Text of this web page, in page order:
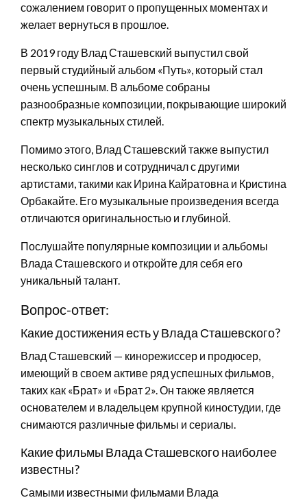
сожалением говорит о пропущенных моментах и
желает вернуться в прошлое.
В 2019 году Влад Сташевский выпустил свой
первый студийный альбом «Путь», который стал
очень успешным. В альбоме собраны
разнообразные композиции, покрывающие широкий
спектр музыкальных стилей.
Помимо этого, Влад Сташевский также выпустил
несколько синглов и сотрудничал с другими
артистами, такими как Ирина Кайратовна и Кристина
Орбакайте. Его музыкальные произведения всегда
отличаются оригинальностью и глубиной.
Послушайте популярные композиции и альбомы
Влада Сташевского и откройте для себя его
уникальный талант.
Вопрос-ответ:
Какие достижения есть у Влада Сташевского?
Влад Сташевский — кинорежиссер и продюсер,
имеющий в своем активе ряд успешных фильмов,
таких как «Брат» и «Брат 2». Он также является
основателем и владельцем крупной киностудии, где
снимаются различные фильмы и сериалы.
Какие фильмы Влада Сташевского наиболее
известны?
Самыми известными фильмами Влада